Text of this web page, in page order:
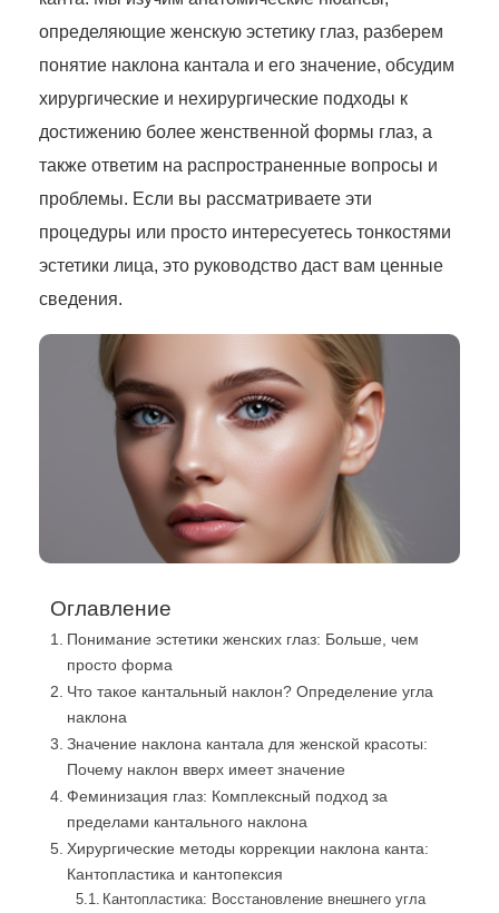
определяющие женскую эстетику глаз, разберем
понятие наклона кантала и его значение, обсудим
хирургические и нехирургические подходы к
достижению более женственной формы глаз, а
также ответим на распространенные вопросы и
проблемы. Если вы рассматриваете эти
процедуры или просто интересуетесь тонкостями
эстетики лица, это руководство даст вам ценные
сведения.
Оглавление
Понимание эстетики женских глаз: Больше, чем
просто форма
Что такое кантальный наклон? Определение угла
наклона
Значение наклона кантала для женской красоты:
Почему наклон вверх имеет значение
Феминизация глаз: Комплексный подход за
пределами кантального наклона
Хирургические методы коррекции наклона канта:
Кантопластика и кантопексия
Кантопластика: Восстановление внешнего угла